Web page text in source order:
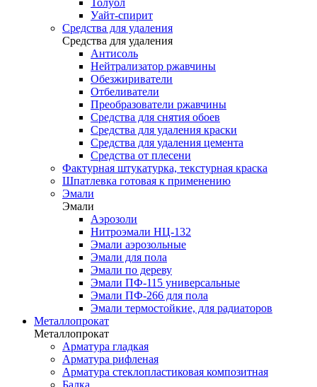
Толуол
Уайт-спирит
Средства для удаления
Средства для удаления
Антисоль
Нейтрализатор ржавчины
Обезжириватели
Отбеливатели
Преобразователи ржавчины
Средства для снятия обоев
Средства для удаления краски
Средства для удаления цемента
Средства от плесени
Фактурная штукатурка, текстурная краска
Шпатлевка готовая к применению
Эмали
Эмали
Аэрозоли
Нитроэмали НЦ-132
Эмали аэрозольные
Эмали для пола
Эмали по дереву
Эмали ПФ-115 универсальные
Эмали ПФ-266 для пола
Эмали термостойкие, для радиаторов
Металлопрокат
Металлопрокат
Арматура гладкая
Арматура рифленая
Арматура стеклопластиковая композитная
Балка